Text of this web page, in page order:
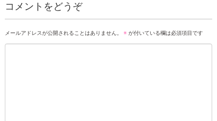
コメントをどうぞ
メールアドレスが公開されることはありません。 ※ が付いている欄は必須項目です